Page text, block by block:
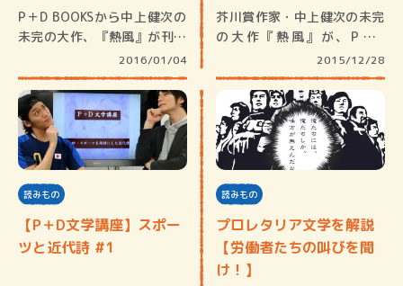
P＋D BOOKSから中上健次の
未完の大作、『熱風』が刊行
2016/01/04
芥川賞作家・中上健次の未完
の大作『熱風』が、P＋D
2015/12/28
読みもの
【P＋D文学講座】スポー
ツと近代詩 #1
読みもの
プロレタリア文学を解説
【労働者たちの叫びを聞
け！】